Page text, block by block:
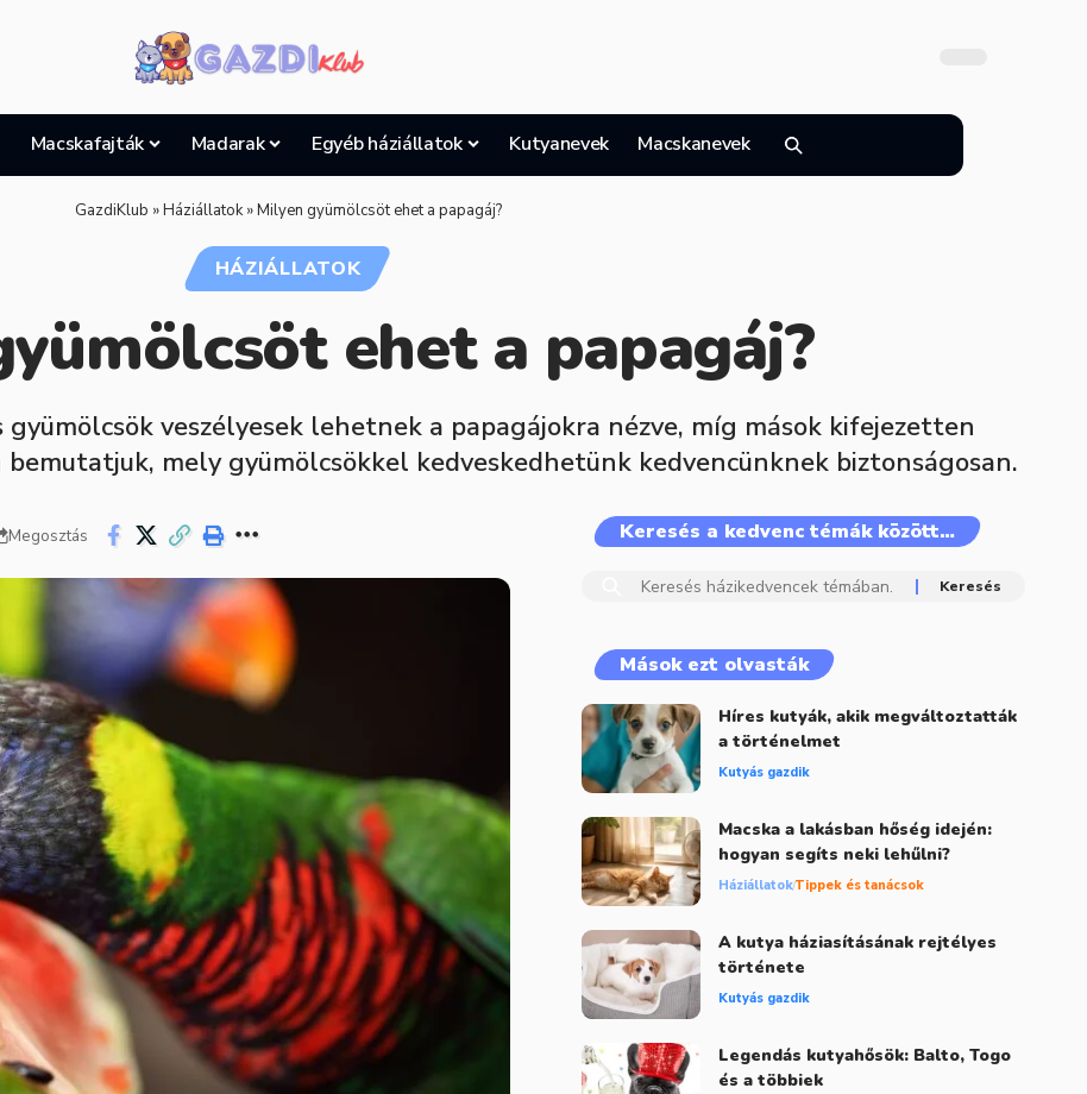
Macskafajták Madarak Egyéb háziállatok Kutyanevek Macskanevek
GazdiKlub »Háziállatok»Milyen gyümölcsöt ehet a papagáj?
HÁZIÁLLATOK
ehet a papagáj?
veszélyesek lehetnek a papagájokra nézve, míg mások kifejezetten
bemutatjuk, mely gyümölcsökkel kedveskedhetünk kedvencünknek biztonságosan.
Megosztás Keresés a kedvenc témák között…
Mások ezt olvasták
Híres kutyák, akik megváltoztatták
a történelmet
Kutyás gazdik
Macska a lakásban hőség idején:
hogyan segíts neki lehűlni?
HáziállatokTippek és tanácsok
A kutya háziasításának rejtélyes
története
Kutyás gazdik
Legendás kutyahősök: Balto, Togo
és a többiek